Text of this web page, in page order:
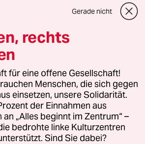
ja gleiche Chancen und es
kritisiert werden, daher ist
die Perspektive eines
nachzuvollziehen,
man nicht selber das Ende des
abbekommen hat.
immer nur wichtig, das zu
und die eigene Position im
des Gesamtproblems zu
Man versteht
nicht, wenns vor Ort
Gerade nicht
rechts
für eine offene Gesellschaft!
Menschen, die sich gegen
einsetzen, unsere Solidarität.
der Einnahmen aus
„Alles beginnt im Zentrum“ –
bedrohte linke Kulturzentren
Sind Sie dabei?